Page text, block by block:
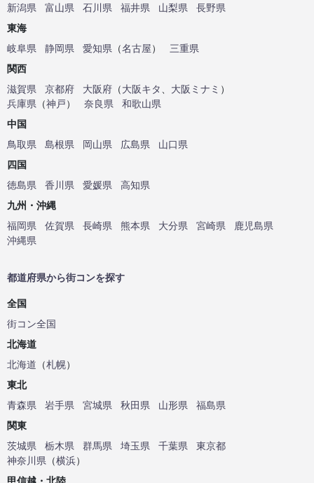
新潟県
富山県 石川県 福井県 山梨県
長野県
東海
岐阜県
静岡県 愛知県 （名古屋）
三重県
関西
滋賀県
京都府 大阪府 （大阪キタ 大阪ミナミ ）
兵庫県 （神戸） 奈良県
和歌山県
中国
鳥取県
島根県 岡山県 広島県
山口県
四国
徳島県
香川県 愛媛県
高知県
九州・沖縄
福岡県
佐賀県 長崎県 熊本県 大分県 宮崎県
鹿児島県
沖縄県
都道府県から街コンを探す
全国
街コン全国
北海道
北海道 （札幌）
東北
青森県
岩手県 宮城県 秋田県 山形県
福島県
関東
茨城県
栃木県 群馬県 埼玉県 千葉県
東京都
神奈川県 （横浜）
甲信越・北陸